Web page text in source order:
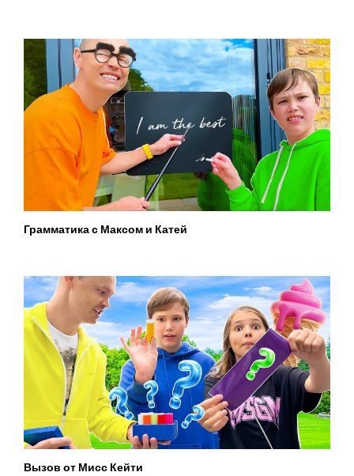
Грамматика с Максом и Катей
Вызов от Мисс Кейти